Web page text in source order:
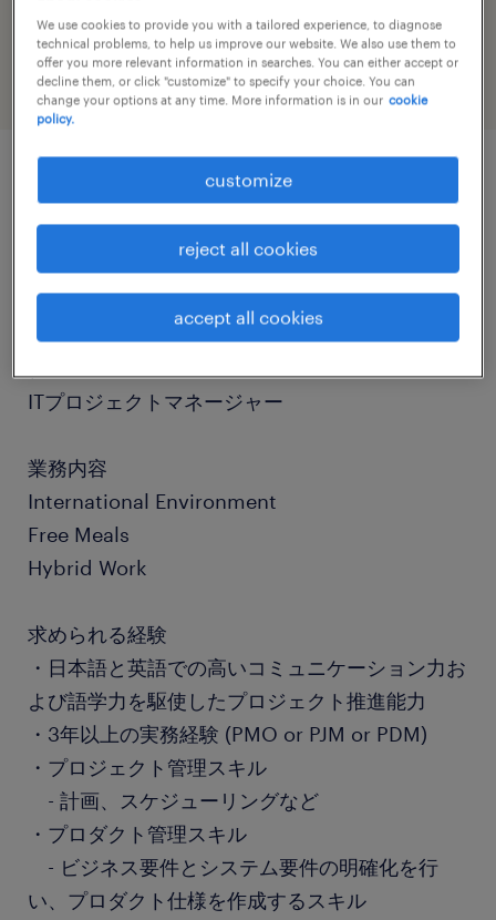
information technology
job details
社名
社名非公開
ITプロジェクトマネージャー
業務内容
International Environment
Free Meals
Hybrid Work
求められる経験
・日本語と英語での高いコミュニケーション力お
よび語学力を駆使したプロジェクト推進能力
・3年以上の実務経験 (PMO or PJM or PDM)
・プロジェクト管理スキル
- 計画、スケジューリングなど
・プロダクト管理スキル
- ビジネス要件とシステム要件の明確化を行
い、プロダクト仕様を作成するスキル
We use cookies to provide you with a tailored experience, to diagnose
technical problems, to help us improve our website. We also use them to
offer you more relevant information in searches. You can either accept or
decline them, or click "customize" to specify your choice. You can
change your options at any time. More information is in our cookie
policy.
customize
reject all cookies
accept all cookies